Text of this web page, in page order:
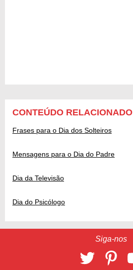
CONTEÚDO RELACIONADO
Frases para o Dia dos Solteiros
Mensagens para o Dia do Padre
Dia da Televisão
Dia do Psicólogo
Siga-nos